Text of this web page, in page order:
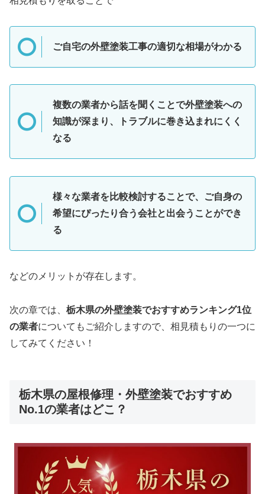
ご自宅の外壁塗装工事の適切な相場がわかる
複数の業者から話を聞くことで外壁塗装への
知識が深まり、トラブルに巻き込まれにくく
なる
様々な業者を比較検討することで、ご自身の
希望にぴったり合う会社と出会うことができ
る
などのメリットが存在します。
次の章では、 栃木県の外壁塗装でおすすめランキング1位
の業者についてもご紹介しますので、相見積もりの一つに
してみてください！
栃木県の屋根修理・外壁塗装でおすすめ
No.1の業者はどこ？